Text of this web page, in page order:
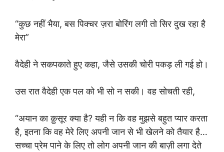
“कुछ नहीं भैया, बस पिक्चर ज़रा बोरिंग लगी तो सिर दुख रहा है
मेरा”
वैदेही ने सकपकाते हुए कहा, जैसे उसकी चोरी पकड़ ली गई हो।
उस रात वैदेही एक पल को भी सो न सकी। वह सोचती रही,
“अयान का क़ुसूर क्या है? यही न कि वह मुझसे बहुत प्यार करता
है, इतना कि वह मेरे लिए अपनी जान से भी खेलने को तैयार है…
सच्चा प्रेम पाने के लिए तो लोग अपनी जान की बाज़ी लगा देते